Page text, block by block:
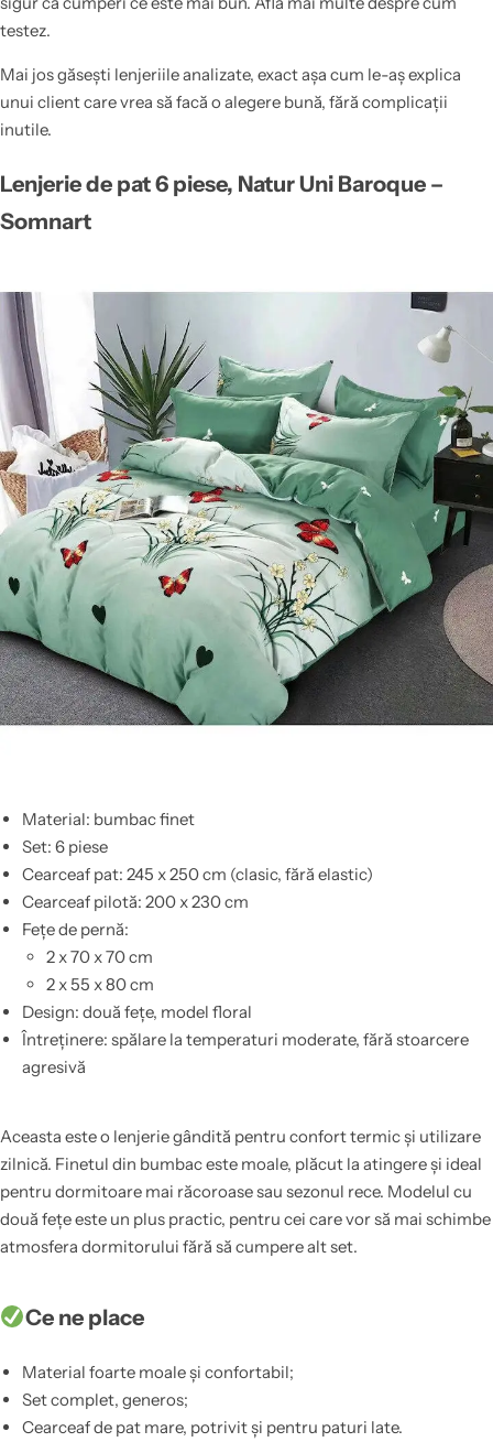
testez.
Mai jos găsești lenjeriile analizate, exact așa cum le-aș explica
unui client care vrea să facă o alegere bună, fără complicații
inutile.
Lenjerie de pat 6 piese, Natur Uni Baroque –
Somnart
Material: bumbac finet
Set: 6 piese
Cearceaf pat: 245 x 250 cm (clasic, fără elastic)
Cearceaf pilotă: 200 x 230 cm
Fețe de pernă:
2 x 70 x 70 cm
2 x 55 x 80 cm
Design: două fețe, model floral
Întreținere: spălare la temperaturi moderate, fără stoarcere
agresivă
Aceasta este o lenjerie gândită pentru confort termic și utilizare
zilnică. Finetul din bumbac este moale, plăcut la atingere și ideal
pentru dormitoare mai răcoroase sau sezonul rece. Modelul cu
două fețe este un plus practic, pentru cei care vor să mai schimbe
atmosfera dormitorului fără să cumpere alt set.
Ce ne place
Material foarte moale și confortabil;
Set complet, generos;
Cearceaf de pat mare, potrivit și pentru paturi late.